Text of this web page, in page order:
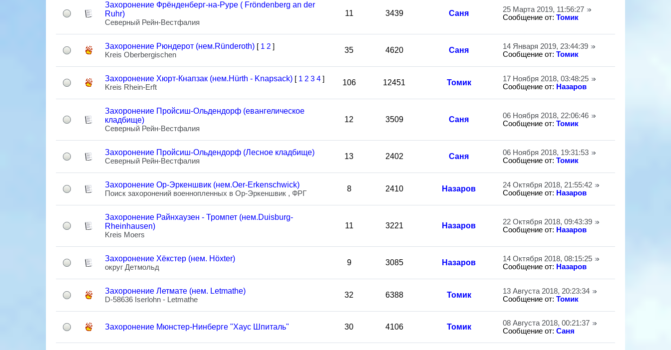
Захоронение Фрёнденберг-на-Руре ( Fröndenberg an der
Ruhr)
Северный Рейн-Вестфалия
11 3439 Саня
25 Марта 2019, 11:56:27
Сообщение от: Томик
Захоронение Рюндерот (нем.Ründeroth) [ 1 2 ]
Kreis Oberbergischen
35 4620 Саня
14 Января 2019, 23:44:39
Сообщение от: Томик
Захоронение Хюрт-Кнапзак (нем.Hürth - Knapsack) [ 1 2 3 4 ]
Kreis Rhein-Erft
106 12451 Томик
17 Ноября 2018, 03:48:25
Сообщение от: Назаров
Захоронение Пройсиш-Ольдендорф (евангелическое
кладбище)
Северный Рейн-Вестфалия
12 3509 Саня
06 Ноября 2018, 22:06:46
Сообщение от: Томик
Захоронение Пройсиш-Ольдендорф (Лесное кладбище)
Северный Рейн-Вестфалия
13 2402 Саня
06 Ноября 2018, 19:31:53
Сообщение от: Томик
Захоронение Ор-Эркеншвик (нем.Oer-Erkenschwick)
Поиск захоронений военнопленных в Ор-Эркеншвик , ФРГ
8 2410 Назаров
24 Октября 2018, 21:55:42
Сообщение от: Назаров
Захоронение Райнхаузен - Тромпет (нем.Duisburg-
Rheinhausen)
Kreis Moers
11 3221 Назаров
22 Октября 2018, 09:43:39
Сообщение от: Назаров
Захоронение Хёкстер (нем. Höxter)
округ Детмольд
9 3085 Назаров
14 Октября 2018, 08:15:25
Сообщение от: Назаров
Захоронение Летмате (нем. Letmathe)
D-58636 Iserlohn - Letmathe
32 6388 Томик
13 Августа 2018, 20:23:34
Сообщение от: Томик
Захоронение Мюнстер-Нинберге "Хаус Шпиталь" 30 4106 Томик
08 Августа 2018, 00:21:37
Сообщение от: Саня